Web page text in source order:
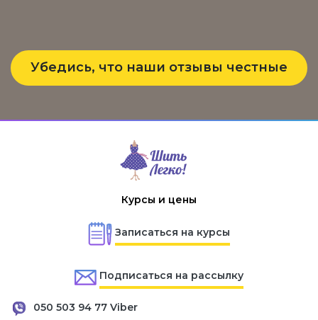
Убедись, что наши отзывы честные
Курсы и цены
Записаться на курсы
Подписаться на рассылку
050 503 94 77 Viber